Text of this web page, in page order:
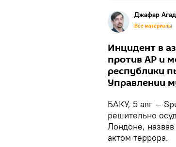
Джафар
Все материалы
Инцидент в
против АР и
республики
Управлении
БАКУ, 5 авг —
решительно
Лондоне,
актом террора.